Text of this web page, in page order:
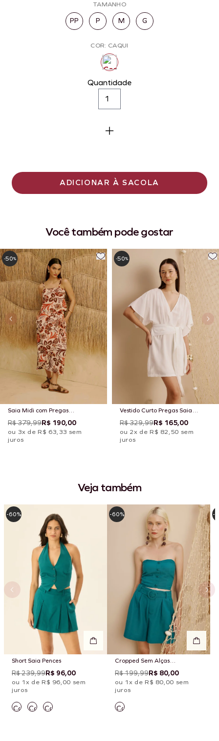
TAMANHO
PP P M G
COR: CAQUI
Quantidade
ADICIONAR À SACOLA
Você também pode gostar
Saia Midi com Pregas
Estampada Tika
R$ 379,99R$ 190,00
ou 3x de R$ 63,33 sem
juros
-50%
Vestido Curto Pregas Saia
Grega Liso
R$ 329,99R$ 165,00
ou 2x de R$ 82,50 sem
juros
-50%
Veja também
Short Saia Pences
R$ 239,99R$ 96,00
ou 1x de R$ 96,00 sem
juros
-60%
Cropped Sem Alças
Amarração Costas
R$ 199,99R$ 80,00
ou 1x de R$ 80,00 sem
juros
-60% -